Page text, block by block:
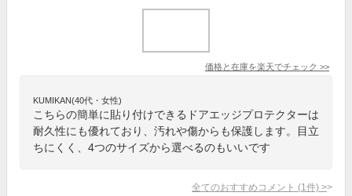
価格と在庫を楽天でチェック >>
KUMIKAN(40代・女性)
こちらの簡単に貼り付けできるドアエッジプロテクターは
耐久性にも優れており、汚れや傷からも保護します。目立
ちにくく、4つのサイズから選べるのもいいです
全てのおすすめコメント (1 件) >